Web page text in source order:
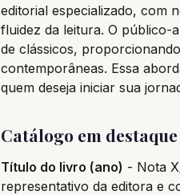
editorial especializado, com
fluidez da leitura. O público-
de clássicos,
contemporâneas. Essa
quem deseja iniciar sua
Catálogo em
Título do livro (ano) - Nota
representativo da editora e